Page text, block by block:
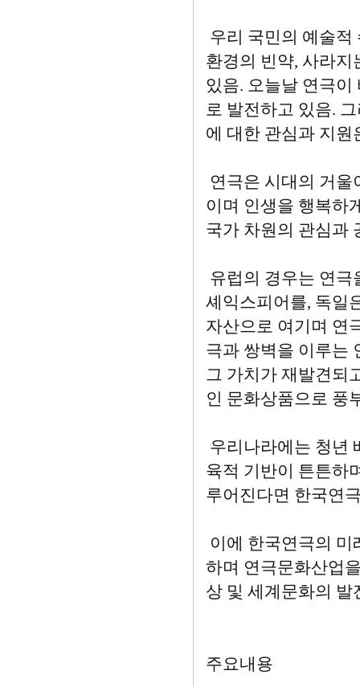
우리 국민의 예술적
환경의 빈약, 사라
있음. 오늘날 연극
로 발전하고 있음.
에 대한 관심과 지원
연극은 시대의 거
이며 인생을 행복하
국가 차원의 관심과
유럽의 경우는 연극
셰익스피어를, 독일
자산으로 여기며 연
극과 쌍벽을 이루는
그 가치가 재발견되
인 문화상품으로 풍
우리나라에는 청년
육적 기반이 튼튼하
루어진다면 한국연
이에 한국연극의
하며 연극문화산업
상 및 세계문화의
주요내용